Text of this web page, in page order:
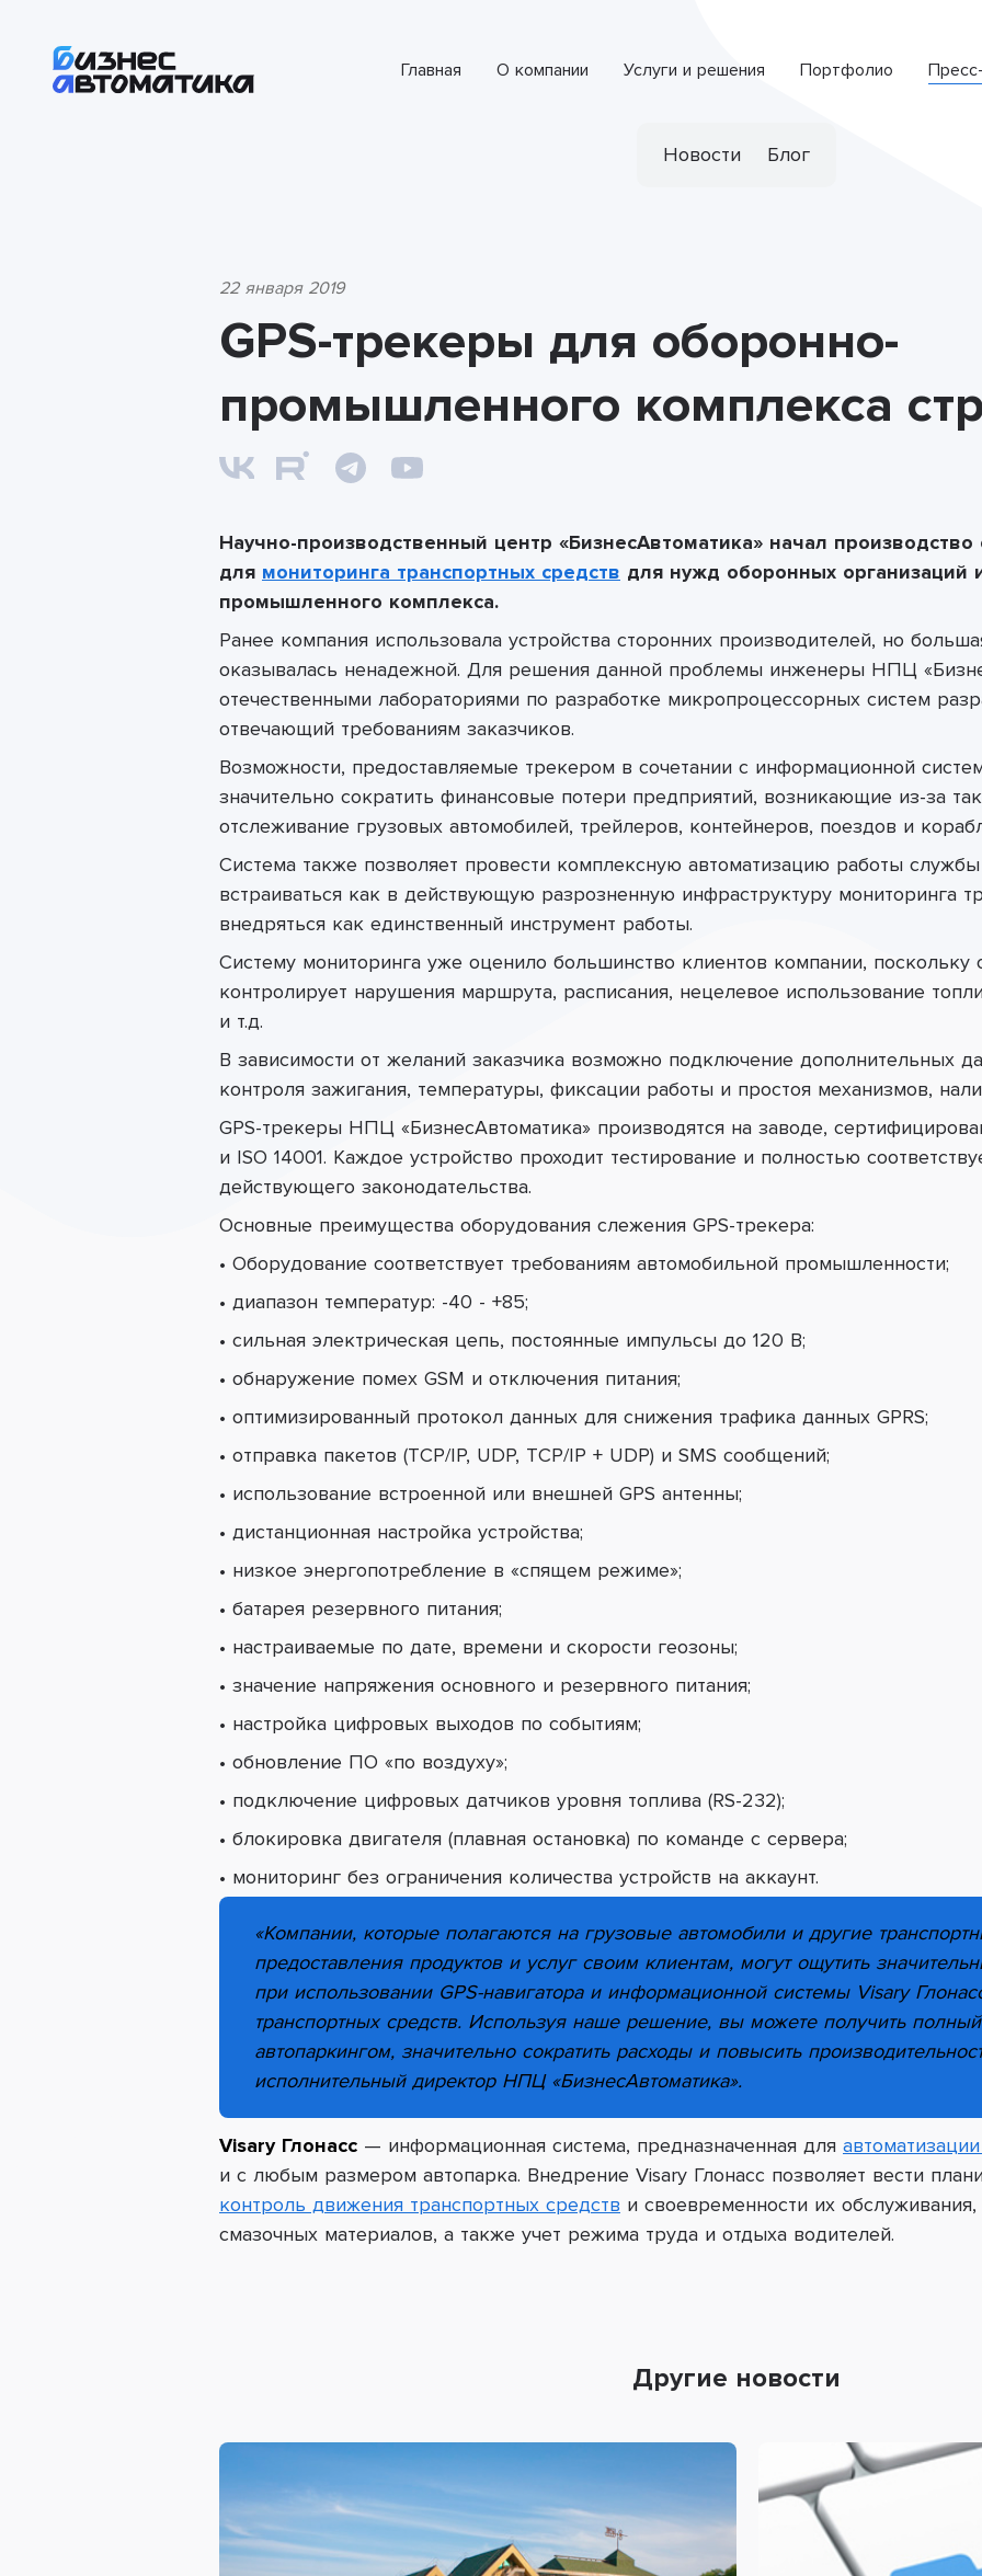
Главная О компании Услуги и решения Портфолио
Новости Блог
22 января 2019
GPS-трекеры для оборонно-
промышленного комплекса
Научно-производственный центр «БизнесАвтоматика» начал производство
для мониторинга транспортных средств для нужд оборонных организаций
промышленного комплекса.
Ранее компания использовала устройства сторонних производителей, но
оказывалась ненадежной. Для решения данной проблемы инженеры НПЦ
отечественными лабораториями по разработке микропроцессорных систем
отвечающий требованиям заказчиков.
Возможности, предоставляемые трекером в сочетании с информационной
значительно сократить финансовые потери предприятий, возникающие из-за
отслеживание грузовых автомобилей, трейлеров, контейнеров, поездов и
Система также позволяет провести комплексную автоматизацию работы
встраиваться как в действующую разрозненную инфраструктуру мониторинга
внедряться как единственный инструмент работы.
Систему мониторинга уже оценило большинство клиентов компании, поскольку
контролирует нарушения маршрута, расписания, нецелевое использование
и т.д.
В зависимости от желаний заказчика возможно подключение дополнительных
контроля зажигания, температуры, фиксации работы и простоя механизмов,
GPS-трекеры НПЦ «БизнесАвтоматика» производятся на заводе,
и ISO 14001. Каждое устройство проходит тестирование и полностью
действующего законодательства.
Основные преимущества оборудования слежения GPS-трекера:
• Оборудование соответствует требованиям автомобильной промышленности;
• диапазон температур: -40 - +85;
• сильная электрическая цепь, постоянные импульсы до 120 В;
• обнаружение помех GSM и отключения питания;
• оптимизированный протокол данных для снижения трафика данных GPRS;
• отправка пакетов (TCP/IP, UDP, TCP/IP + UDP) и SMS сообщений;
• использование встроенной или внешней GPS антенны;
• дистанционная настройка устройства;
• низкое энергопотребление в «спящем режиме»;
• батарея резервного питания;
• настраиваемые по дате, времени и скорости геозоны;
• значение напряжения основного и резервного питания;
• настройка цифровых выходов по событиям;
• обновление ПО «по воздуху»;
• подключение цифровых датчиков уровня топлива (RS-232);
• блокировка двигателя (плавная остановка) по команде с сервера;
• мониторинг без ограничения количества устройств на аккаунт.
«Компании, которые полагаются на грузовые автомобили и другие
предоставления продуктов и услуг своим клиентам, могут ощутить
при использовании GPS-навигатора и информационной системы Visary
транспортных средств. Используя наше решение, вы можете получить
автопаркингом, значительно сократить расходы и повысить
исполнительный директор НПЦ «БизнесАвтоматика».
Visary Глонасc — информационная система, предназначенная для
и с любым размером автопарка. Внедрение Visary Глонасс позволяет вести
контроль движения транспортных средств и своевременности их
смазочных материалов, а также учет режима труда и отдыха водителей.
Другие новости